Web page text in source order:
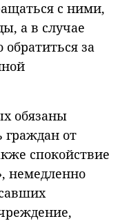
с ними,
а в случае
за
обязаны
граждан от
спокойствие
немедленно